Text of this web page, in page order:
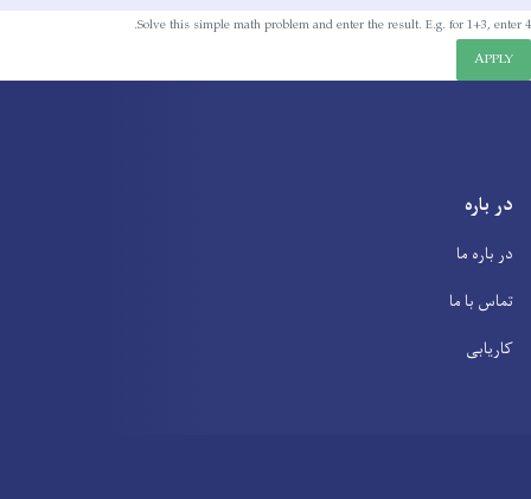
Solve this simple math problem and enter the result. E.g. for 1+3, enter 4.
APPLY
در باره
در باره ما
تماس با ما
کاریابی